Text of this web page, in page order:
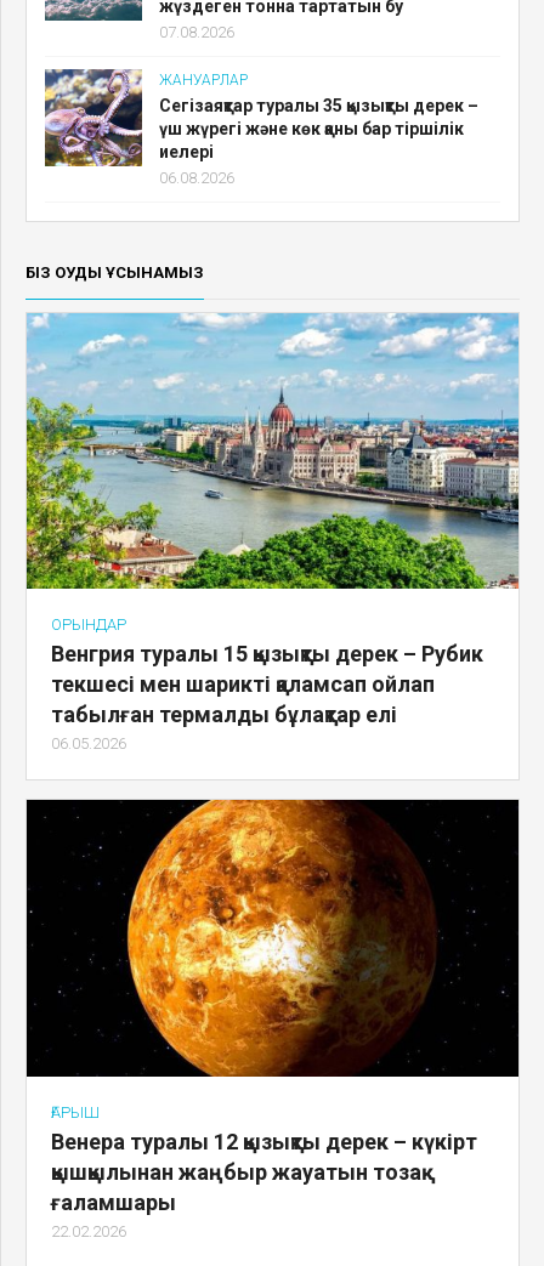
жүздеген тонна тартатын бу
07.08.2026
ЖАНУАРЛАР
Сегізаяқтар туралы 35 қызықты дерек –
үш жүрегі және көк қаны бар тіршілік
иелері
06.08.2026
БІЗ ОҚУДЫ ҰСЫНАМЫЗ
ОРЫНДАР
Венгрия туралы 15 қызықты дерек – Рубик
текшесі мен шарикті қаламсап ойлап
табылған термалды бұлақтар елі
06.05.2026
ҒАРЫШ
Венера туралы 12 қызықты дерек – күкірт
қышқылынан жаңбыр жауатын тозақ
ғаламшары
22.02.2026